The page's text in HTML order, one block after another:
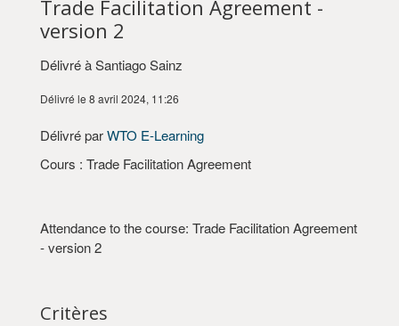
Trade Facilitation Agreement -
version 2
Délivré à Santiago Sainz
Délivré le 8 avril 2024, 11:26
Délivré parWTO E-Learning
Cours : Trade Facilitation Agreement
Attendance to the course: Trade Facilitation Agreement
- version 2
Critères